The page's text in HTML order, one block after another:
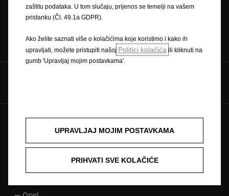
Konfigurator Cjenici
Zaštitni znak i autorska prava
Novi podaci o potrošnji goriva
Pravna obavijest
Homologacija vozila
Opel u svijetu
zaštitu podataka. U tom slučaju, prijenos se temelji na vašem
pristanku (Čl. 49.1a GDPR).
Ako želite saznati više o kolačićima koje koristimo i kako ih
upravljati, možete pristupiti našoj Politici kolačića ili kliknuti na
gumb 'Upravljaj mojim postavkama'.
UPRAVLJAJ MOJIM POSTAVKAMA
PRIHVATI SVE KOLAČIĆE